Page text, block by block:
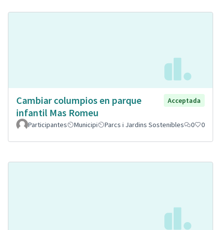
Cambiar columpios en parque
infantil Mas Romeu
Acceptada
Participantes Municipi Parcs i Jardins Sostenibles 0 0